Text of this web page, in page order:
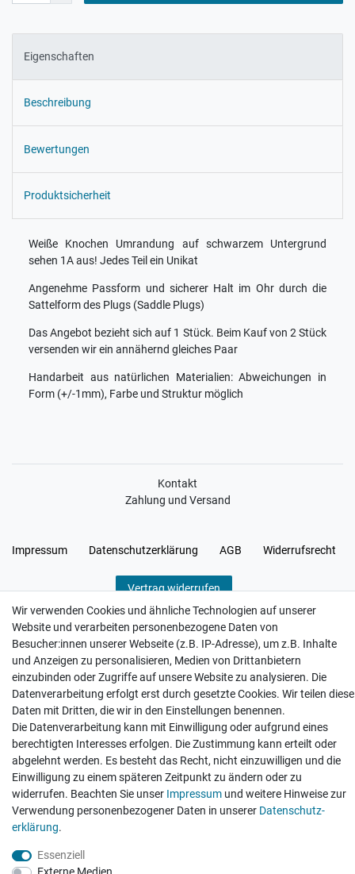
Eigenschaften
Beschreibung
Bewertungen
Produktsicherheit
Weiße Knochen Umrandung auf schwarzem Untergrund
sehen 1A aus! Jedes Teil ein Unikat
Angenehme Passform und sicherer Halt im Ohr durch die
Sattelform des Plugs (Saddle Plugs)
Das Angebot bezieht sich auf 1 Stück. Beim Kauf von 2 Stück
versenden wir ein annähernd gleiches Paar
Handarbeit aus natürlichen Materialien: Abweichungen in
Form (+/-1mm), Farbe und Struktur möglich
Kontakt
Zahlung und Versand
Impressum Daten­schutz­erklärung AGB Widerrufs­recht
Vertrag widerrufen
Hatte etwas bestellt was fehlerhaft versendet
wurde. Mein Anliegen habe ich mitgeteilt und sofort
Er...
Datum der Veröffentlichung: 17.07.2026
Datum der Kauferfahrung: 10.07.2026
Wir verwenden Cookies und ähnliche Technologien auf unserer
Website und verarbeiten personenbezogene Daten von
Besucher:innen unserer Webseite (z.B. IP-Adresse), um z.B. Inhalte
und Anzeigen zu personalisieren, Medien von Drittanbietern
einzubinden oder Zugriffe auf unsere Website zu analysieren. Die
Datenverarbeitung erfolgt erst durch gesetzte Cookies. Wir teilen diese
Daten mit Dritten, die wir in den Einstellungen benennen.
Die Datenverarbeitung kann mit Einwilligung oder aufgrund eines
berechtigten Interesses erfolgen. Die Zustimmung kann erteilt oder
abgelehnt werden. Es besteht das Recht, nicht einzuwilligen und die
Einwilligung zu einem späteren Zeitpunkt zu ändern oder zu
widerrufen. Beachten Sie unser Impressum und weitere Hinweise zur
Verwendung personenbezogener Daten in unserer Daten­schutz­
erklärung.
Essenziell